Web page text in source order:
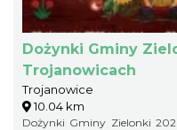
Dożynki Gminy
Trojanowicach
Trojanowice
10.04 km
Dożynki Gminy Zielonki